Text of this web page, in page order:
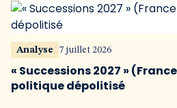
Analyse 7 juillet 2026
« Successions 2027 »
politique dépolitisé